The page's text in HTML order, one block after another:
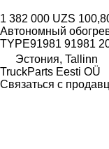
1 382 000 UZS
Автономный
TYPE91981 91981
Эстония, Tallinn
TruckParts Eesti OÜ
Связаться с